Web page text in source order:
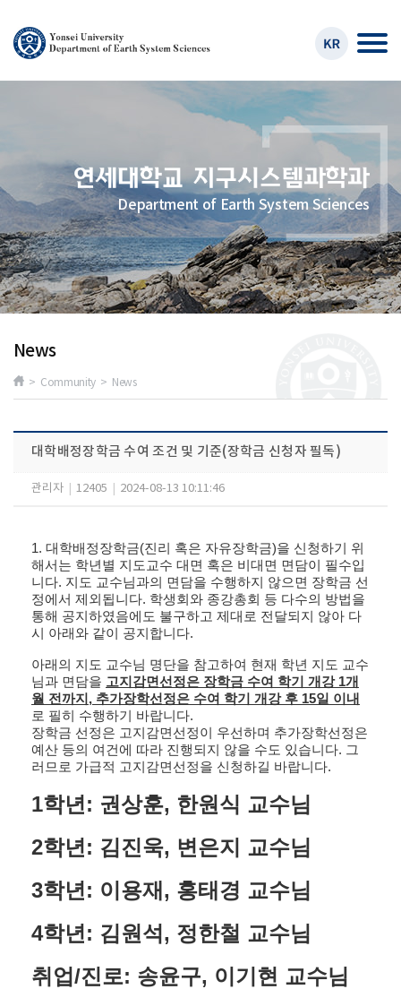
Department of Earth System Sciences
News
> Community > News
대학배정장학금 수여 조건 및 기준(장학금 신청자 필독)
관리자 12405 2024-08-13 10:11:46
1. 대학배정장학금(진리 혹은 자유장학금)을 신청하기 위
해서는 학년별 지도교수 대면 혹은 비대면 면담이 필수입
니다. 지도 교수님과의 면담을 수행하지 않으면 장학금 선
정에서 제외됩니다. 학생회와 종강총회 등 다수의 방법을
통해 공지하였음에도 불구하고 제대로 전달되지 않아 다
시 아래와 같이 공지합니다.
아래의 지도 교수님 명단을 참고하여 현재 학년 지도 교수
님과 면담을 고지감면선정은 장학금 수여 학기 개강 1개
월 전까지, 추가장학선정은 수여 학기 개강 후 15일 이내
로 필히 수행하기 바랍니다.
장학금 선정은 고지감면선정이 우선하며 추가장학선정은
예산 등의 여건에 따라 진행되지 않을 수도 있습니다. 그
러므로 가급적 고지감면선정을 신청하길 바랍니다.
1학년: 권상훈, 한원식 교수님
2학년: 김진욱, 변은지 교수님
3학년: 이용재, 홍태경 교수님​
4학년: 김원석, 정한철 교수님
취업/진로: 송윤구, 이기현 교수님